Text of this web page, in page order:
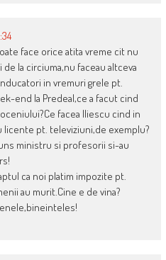
face orice atita vreme cit nu
de la circiuma,nu faceau altceva
in vremuri grele pt.
end la Predeal,ce a facut cind
facea Iliescu cind in
licente pt. televiziuni,de exemplu?
ministru si profesorii si-au
ca noi platim impozite pt.
au murit.Cine e de vina?